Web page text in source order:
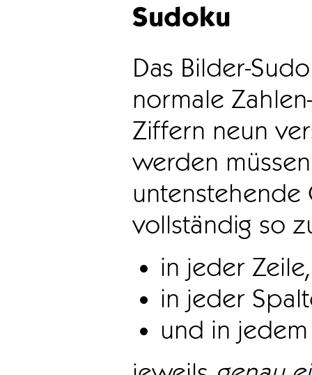
Sudoku
Das Bilder-
normale
Ziffern neun
werden
vollständig so
in jeder Zeile,
in jeder
und in